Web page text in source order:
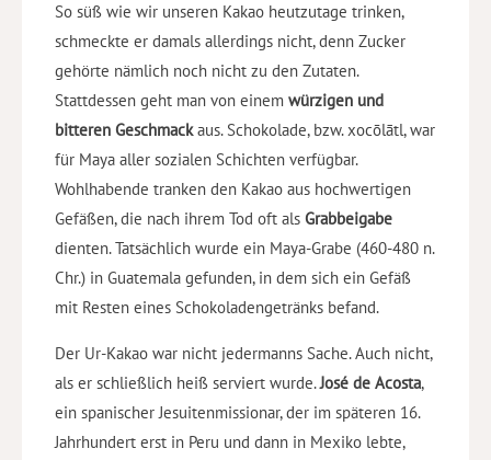
So süß wie wir unseren Kakao heutzutage trinken,
schmeckte er damals allerdings nicht, denn Zucker
gehörte nämlich noch nicht zu den Zutaten.
Stattdessen geht man von einem würzigen und
bitteren Geschmackaus. Schokolade, bzw. xocōlātl, war
für Maya aller sozialen Schichten verfügbar.
Wohlhabende tranken den Kakao aus hochwertigen
Gefäßen, die nach ihrem Tod oft als Grabbeigabe
dienten. Tatsächlich wurde ein Maya-Grabe (460-480 n.
Chr.) in Guatemala gefunden, in dem sich ein Gefäß
mit Resten eines Schokoladengetränks befand.
Der Ur-Kakao war nicht jedermanns Sache. Auch nicht,
als er schließlich heiß serviert wurde.José de Acosta,
ein spanischer Jesuitenmissionar, der im späteren 16.
Jahrhundert erst in Peru und dann in Mexiko lebte,